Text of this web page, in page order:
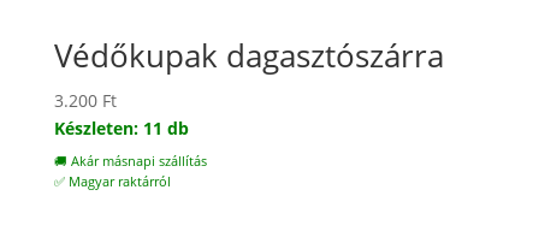
Védőkupak dagasztószárra
3.200 Ft
Készleten: 11 db
🚚 Akár másnapi szállítás
✅ Magyar raktárról